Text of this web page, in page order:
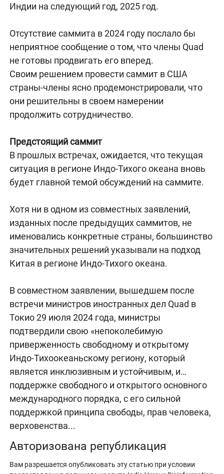
Индии на следующий год, 2025 год.
Отсутствие саммита в 2024 году послало бы
неприятное сообщение о том, что члены Quad
не готовы продвигать его вперед.
Своим решением провести саммит в США
страны-члены ясно продемонстрировали, что
они решительны в своем намерении
продолжить сотрудничество.
Предстоящий саммит
В прошлых встречах, ожидается, что текущая
ситуация в регионе Индо-Тихого океана вновь
будет главной темой обсуждений на саммите.
Хотя ни в одном из совместных заявлений,
изданных после предыдущих саммитов, не
именовались конкретные страны, большинство
значительных решений указывали на подход
Китая в регионе Индо-Тихого океана.
В совместном заявлении, вышедшем после
встречи министров иностранных дел Quad в
Токио 29 июля 2024 года, министры
подтвердили свою «непоколебимую
приверженность свободному и открытому
Индо-Тихоокеаньскому региону, который
является инклюзивным и устойчивым, и…
поддержке свободного и открытого основного
международного порядка, с его сильной
поддержкой принципа свободы, прав человека,
верховенства...
Авторизована републикация
Вам разрешается опубликовать эту статью при условии